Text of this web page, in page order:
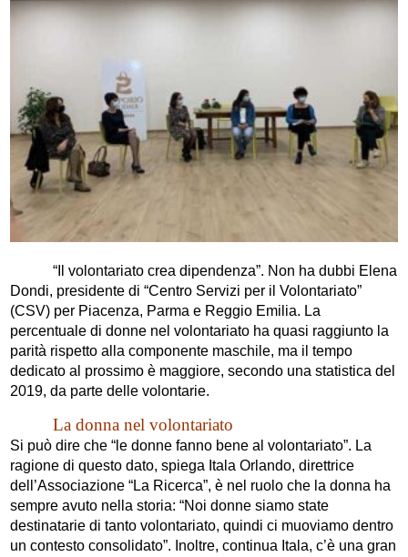
“Il volontariato crea dipendenza”. Non ha dubbi Elena
Dondi, presidente di “Centro Servizi per il Volontariato”
(CSV) per Piacenza, Parma e Reggio Emilia. La
percentuale di donne nel volontariato ha quasi raggiunto la
parità rispetto alla componente maschile, ma il tempo
dedicato al prossimo è maggiore, secondo una statistica del
2019, da parte delle volontarie.
La donna nel volontariato
Si può dire che “le donne fanno bene al volontariato”. La
ragione di questo dato, spiega Itala Orlando, direttrice
dell’Associazione “La Ricerca”, è nel ruolo che la donna ha
sempre avuto nella storia: “Noi donne siamo state
destinatarie di tanto volontariato, quindi ci muoviamo dentro
un contesto consolidato”. Inoltre, continua Itala, c’è una gran